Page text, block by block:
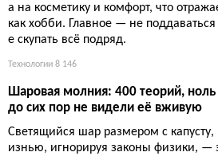
а на косметику и комфорт, что
как хобби. Главное — не
е скупать всё подряд.
Технологии 8 146
Шаровая молния: 400 теорий,
до сих пор не видели её вживую
Светящийся шар размером с
изнью, игнорируя законы физики, —